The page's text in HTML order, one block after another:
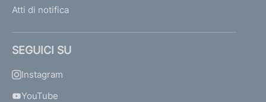
Atti di notifica
SEGUICI SU
Instagram
YouTube